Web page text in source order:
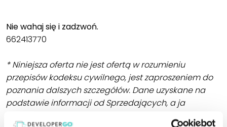
Nie wahaj się i zadzwoń.
662413770
* Niniejsza oferta nie jest ofertą w rozumieniu
przepisów kodeksu cywilnego, jest zaproszeniem do
poznania dalszych szczegółów. Dane uzyskane na
podstawie informacji od Sprzedających, a ja